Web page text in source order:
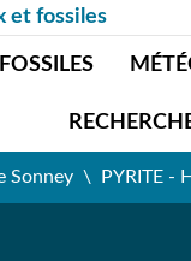
et fossiles
FOSSILES
Sonney PYRITE -